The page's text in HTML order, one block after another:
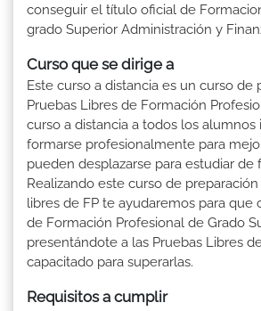
conseguir el título oficial de
grado Superior Administración y
Curso que se dirige a
Este curso a distancia es un curso de
Pruebas Libres de Formación
curso a distancia a todos los alumnos
formarse profesionalmente para
pueden desplazarse para estudiar de
Realizando este curso de
libres de FP te ayudaremos para que
de Formación Profesional de Grado
presentándote a las Pruebas Libres
capacitado para superarlas.
Requisitos a cumplir